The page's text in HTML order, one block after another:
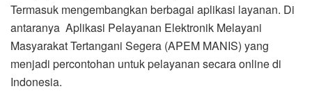
Termasuk mengembangkan berbagai aplikasi layanan. Di
antaranya Aplikasi Pelayanan Elektronik Melayani
Masyarakat Tertangani Segera (APEM MANIS) yang
menjadi percontohan untuk pelayanan secara online di
Indonesia.